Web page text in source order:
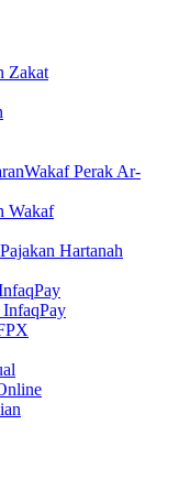
Zakat
Perak Ar-
Wakaf
Hartanah